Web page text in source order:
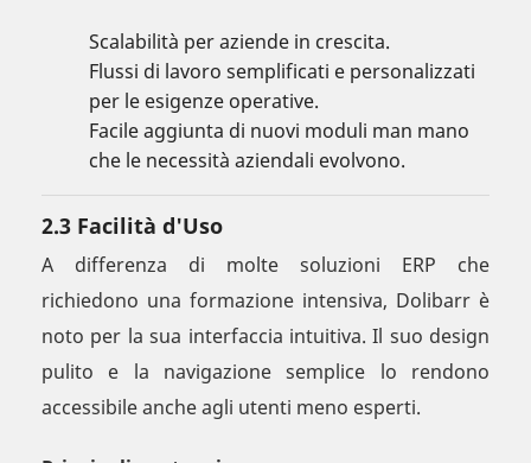
Scalabilità per aziende in crescita.
Flussi di lavoro semplificati e personalizzati
per le esigenze operative.
Facile aggiunta di nuovi moduli man mano
che le necessità aziendali evolvono.
2.3 Facilità d'Uso
A differenza di molte soluzioni ERP che
richiedono una formazione intensiva, Dolibarr è
noto per la sua interfaccia intuitiva. Il suo design
pulito e la navigazione semplice lo rendono
accessibile anche agli utenti meno esperti.